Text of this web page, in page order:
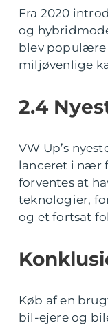
Fra 2020
og
blev populære
miljøvenlige
2.4
VW Up’s
lanceret i nær
forventes at
teknologier,
og et fortsat
Køb af en
bil-ejere og